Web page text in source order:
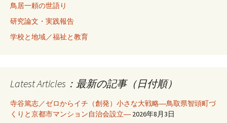
鳥居一頼の世語り
研究論文・実践報告
学校と地域／福祉と教育
Latest Articles：最新の記事（日付順）
寺谷篤志／ゼロからイチ（創発）小さな大戦略―鳥取県智頭町づ
くりと京都市マンション自治会設立― 2026年8月3日